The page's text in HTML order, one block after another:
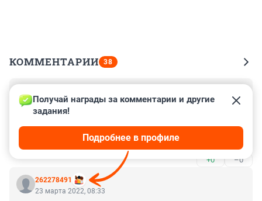
КОММЕНТАРИИ 38
23 марта 2022, 09:23
Хорошая статья!!!! Поменьше новостей и телефона по
вечерам!!! Побольше свежего воздуха спорта
+0 –0
262278491
Получай награды за комментарии и другие
задания!
Подробнее в профиле
23 марта 2022, 08:33